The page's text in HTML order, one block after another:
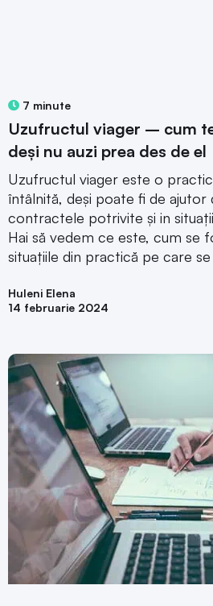
7 minute
Uzufructul viager – cum
deși nu auzi prea des de el
Uzufructul viager este o
întâlnită, deși poate fi de ajutor
contractele potrivite și in
Hai să vedem ce este, cum se
situațiile din practică pe care se
Huleni Elena
14 februarie 2024